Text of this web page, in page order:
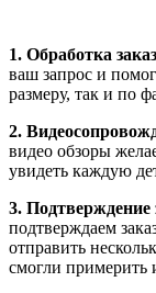
1. Обработка
ваш запрос и
размеру, так и по
2.
видео обзоры
увидеть каждую
3. Подтверждение
подтверждаем
отправить
смогли примерить